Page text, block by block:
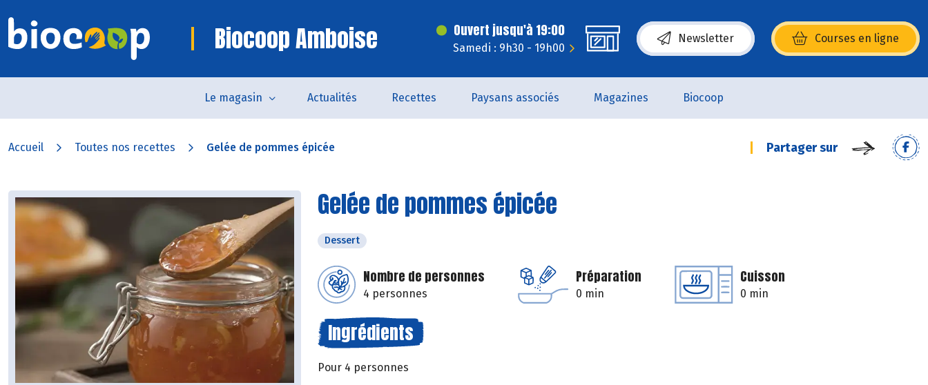
Biocoop Amboise Ouvert jusqu'à 19:00
Samedi : 9h30 - 19h00
Newsletter Courses en ligne
(s’ouvre dans une nouvelle fenêtre)
Le magasin Actualités Recettes Paysans associés Magazines Biocoop
Accueil Toutes nos recettes Gelée de pommes épicée Partager sur
Gelée de pommes épicée
Dessert
Nombre de personnes
4 personnes
Préparation
0 min
Cuisson
0 min
Ingrédients
Pour 4 personnes